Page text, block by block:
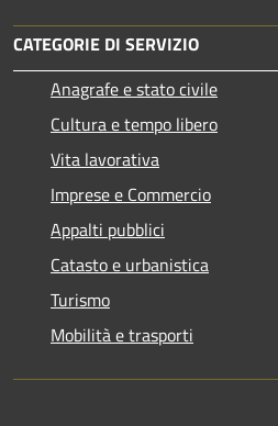
CATEGORIE DI SERVIZIO
Anagrafe e stato civile
Cultura e tempo libero
Vita lavorativa
Imprese e Commercio
Appalti pubblici
Catasto e urbanistica
Turismo
Mobilità e trasporti